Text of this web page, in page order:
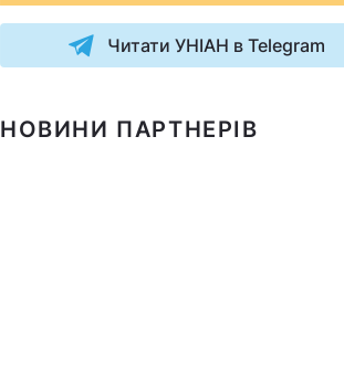
Читати УНІАН в Telegram
НОВИНИ ПАРТНЕРІВ